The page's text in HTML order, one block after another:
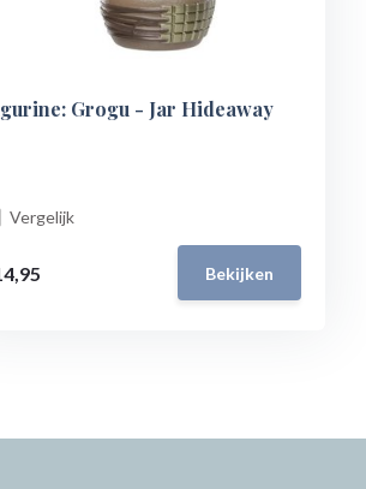
Grogu - Jar Hideaway
Vergelijk
Bekijken